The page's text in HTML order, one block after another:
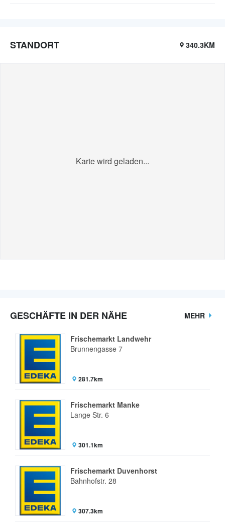
STANDORT 340.3KM
Karte wird geladen...
GESCHÄFTE IN DER NÄHE MEHR
Frischemarkt Landwehr
Brunnengasse 7
281.7km
Frischemarkt Manke
Lange Str. 6
301.1km
Frischemarkt Duvenhorst
Bahnhofstr. 28
307.3km